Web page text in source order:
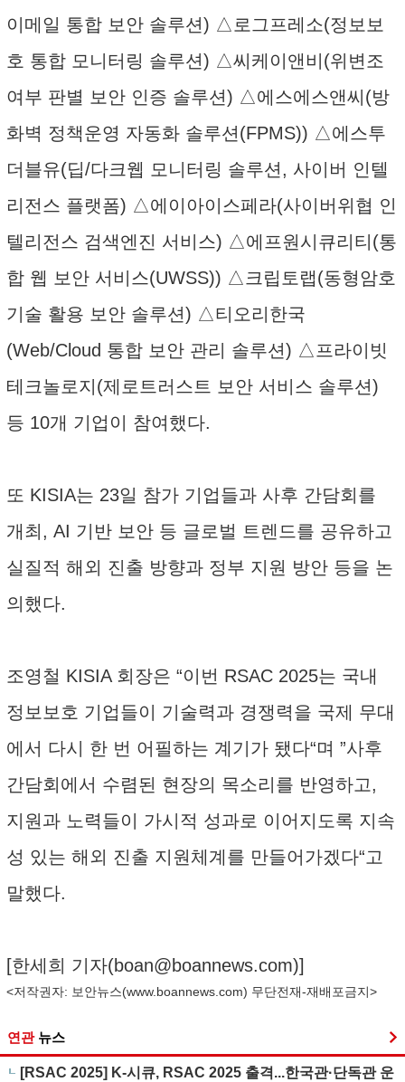
이메일 통합 보안 솔루션) △로그프레소(정보보
호 통합 모니터링 솔루션) △씨케이앤비(위변조
여부 판별 보안 인증 솔루션) △에스에스앤씨(방
화벽 정책운영 자동화 솔루션(FPMS)) △에스투
더블유(딥/다크웹 모니터링 솔루션, 사이버 인텔
리전스 플랫폼) △에이아이스페라(사이버위협 인
텔리전스 검색엔진 서비스) △에프원시큐리티(통
합 웹 보안 서비스(UWSS)) △크립토랩(동형암호
기술 활용 보안 솔루션) △티오리한국
(Web/Cloud 통합 보안 관리 솔루션) △프라이빗
테크놀로지(제로트러스트 보안 서비스 솔루션)
등 10개 기업이 참여했다.
또 KISIA는 23일 참가 기업들과 사후 간담회를
개최, AI 기반 보안 등 글로벌 트렌드를 공유하고
실질적 해외 진출 방향과 정부 지원 방안 등을 논
의했다.
조영철 KISIA 회장은 “이번 RSAC 2025는 국내
정보보호 기업들이 기술력과 경쟁력을 국제 무대
에서 다시 한 번 어필하는 계기가 됐다“며 ”사후
간담회에서 수렴된 현장의 목소리를 반영하고,
지원과 노력들이 가시적 성과로 이어지도록 지속
성 있는 해외 진출 지원체계를 만들어가겠다“고
말했다.
[한세희 기자(boan@boannews.com)]
<저작권자: 보안뉴스(www.boannews.com) 무단전재-재배포금지>
연관 뉴스
[RSAC 2025] K-시큐, RSAC 2025 출격...한국관·단독관 운